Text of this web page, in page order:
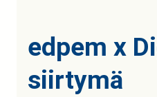
edpem x
siirtymä